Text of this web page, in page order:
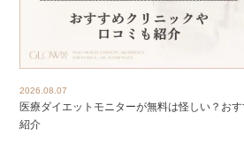
2026.08.07
医療ダイエットモニターが無料は怪しい？お
紹介